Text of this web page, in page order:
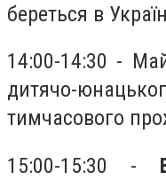
береться в
14:00-14:30 -
дитячо-
тимчасового
15:00-15:30 -